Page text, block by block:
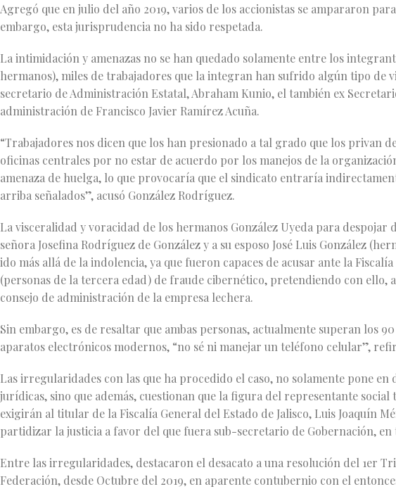
Agregó que en julio del año 2019, varios de los accionistas se ampararon
embargo, esta jurisprudencia no ha sido respetada.
La intimidación y amenazas no se han quedado solamente entre los
hermanos), miles de trabajadores que la integran han sufrido algún tipo de
secretario de Administración Estatal, Abraham Kunio, el también ex
administración de Francisco Javier Ramírez Acuña.
“Trabajadores nos dicen que los han presionado a tal grado que los privan
oficinas centrales por no estar de acuerdo por los manejos de la
amenaza de huelga, lo que provocaría que el sindicato entraría
arriba señalados”, acusó González Rodríguez.
La visceralidad y voracidad de los hermanos González Uyeda para despojar
señora Josefina Rodríguez de González y a su esposo José Luis González
ido más allá de la indolencia, ya que fueron capaces de acusar ante la
(personas de la tercera edad) de fraude cibernético, pretendiendo con ello,
consejo de administración de la empresa lechera.
Sin embargo, es de resaltar que ambas personas, actualmente superan los
aparatos electrónicos modernos, “no sé ni manejar un teléfono celular”,
Las irregularidades con las que ha procedido el caso, no solamente pone
jurídicas, sino que además, cuestionan que la figura del representante
exigirán al titular de la Fiscalía General del Estado de Jalisco, Luis Joaquín
partidizar la justicia a favor del que fuera sub-secretario de Gobernación, en
Entre las irregularidades, destacaron el desacato a una resolución del 1er
Federación, desde Octubre del 2019, en aparente contubernio con el